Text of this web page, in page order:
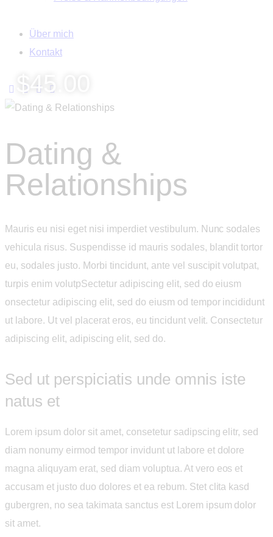
Über mich
Kontakt
$45.00
Dating &
Relationships
Mauris eu nisi eget nisi imperdiet vestibulum. Nunc sodales
vehicula risus. Suspendisse id mauris sodales, blandit tortor
eu, sodales justo. Morbi tincidunt, ante vel suscipit volutpat,
turpis enim volutpSectetur adipiscing elit, sed do eiusm
onsectetur adipiscing elit, sed do eiusm od tempor incididunt
ut labore. Ut vel placerat eros, eu tincidunt velit. Consectetur
adipiscing elit, adipiscing elit, sed do.
Sed ut perspiciatis unde omnis iste
natus et
Lorem ipsum dolor sit amet, consetetur sadipscing elitr, sed
diam nonumy eirmod tempor invidunt ut labore et dolore
magna aliquyam erat, sed diam voluptua. At vero eos et
accusam et justo duo dolores et ea rebum. Stet clita kasd
gubergren, no sea takimata sanctus est Lorem ipsum dolor
sit amet.